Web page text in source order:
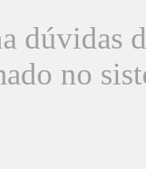
dúvidas
no